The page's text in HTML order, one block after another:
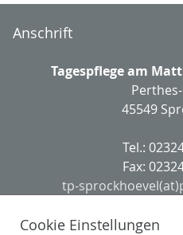
Anschrift
Tagespflege am
45549
Tel.:
Fax:
tp-
Leitung
Cookie Einstellungen